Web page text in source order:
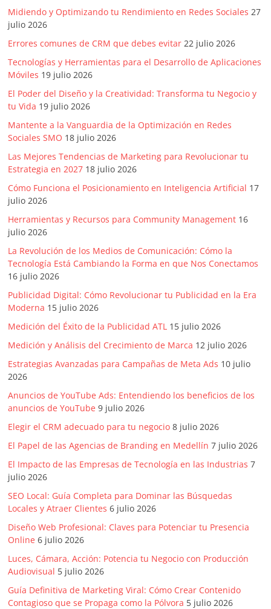
Marketing
|
Magazine
de
Publicidad,
Mercadeo
y
Medios
de
Agencia
Design
Colombia
y
sus
filiales
en
América
Latina
|
Una
mirada
estratégica
y
versátil
del
Marketing
en
LATAM
Bitácora
social
de
Mercadeo
Interactivo,
Medios,
Publicidad,
Marketing,
Campañas
Publicitarias,
Midiendo y Optimizando tu Rendimiento en Redes Sociales 27
julio 2026
Errores comunes de CRM que debes evitar 22 julio 2026
Tecnologías y Herramientas para el Desarrollo de Aplicaciones
Móviles 19 julio 2026
El Poder del Diseño y la Creatividad: Transforma tu Negocio y
tu Vida 19 julio 2026
Mantente a la Vanguardia de la Optimización en Redes
Sociales SMO 18 julio 2026
Las Mejores Tendencias de Marketing para Revolucionar tu
Estrategia en 2027 18 julio 2026
Cómo Funciona el Posicionamiento en Inteligencia Artificial 17
julio 2026
Herramientas y Recursos para Community Management 16
julio 2026
La Revolución de los Medios de Comunicación: Cómo la
Tecnología Está Cambiando la Forma en que Nos Conectamos
16 julio 2026
Publicidad Digital: Cómo Revolucionar tu Publicidad en la Era
Moderna 15 julio 2026
Medición del Éxito de la Publicidad ATL 15 julio 2026
Medición y Análisis del Crecimiento de Marca 12 julio 2026
Estrategias Avanzadas para Campañas de Meta Ads 10 julio
2026
Anuncios de YouTube Ads: Entendiendo los beneficios de los
anuncios de YouTube 9 julio 2026
Elegir el CRM adecuado para tu negocio 8 julio 2026
El Papel de las Agencias de Branding en Medellín 7 julio 2026
El Impacto de las Empresas de Tecnología en las Industrias 7
julio 2026
SEO Local: Guía Completa para Dominar las Búsquedas
Locales y Atraer Clientes 6 julio 2026
Diseño Web Profesional: Claves para Potenciar tu Presencia
Online 6 julio 2026
Luces, Cámara, Acción: Potencia tu Negocio con Producción
Audiovisual 5 julio 2026
Guía Definitiva de Marketing Viral: Cómo Crear Contenido
Contagioso que se Propaga como la Pólvora 5 julio 2026